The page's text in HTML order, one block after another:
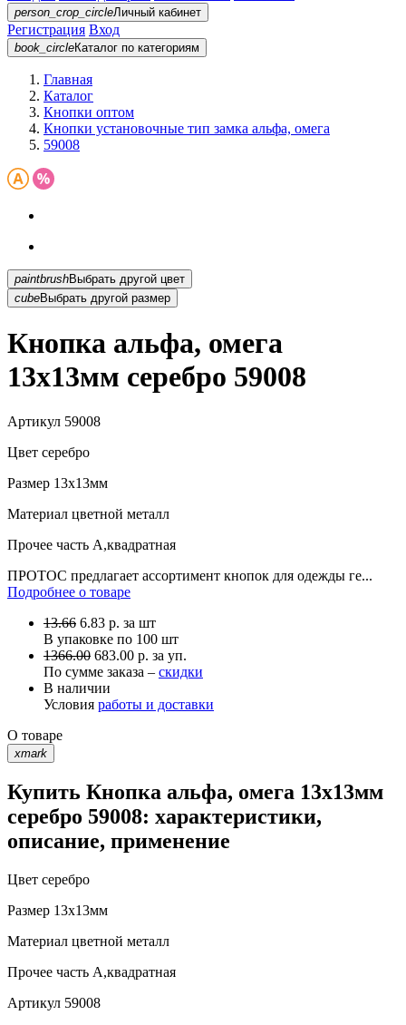
person_crop_circleЛичный кабинет
Регистрация Вход
book_circleКаталог по категориям
Главная
Каталог
Кнопки оптом
Кнопки установочные тип замка альфа, омега
59008
paintbrush
Выбрать другой цвет
cubeВыбрать другой размер
Кнопка альфа, омега
13х13мм серебро 59008
Артикул 59008
Цвет серебро
Размер 13х13мм
Материал цветной металл
Прочее часть А,квадратная
ПРОТОС предлагает ассортимент кнопок для одежды ге...
Подробнее о товаре
13.66 6.83 р. за шт
В упаковке по 100 шт
1366.00 683.00 р. за уп.
По сумме заказа – скидки
В наличии
Условия работы и доставки
О товаре
xmark
Купить Кнопка альфа, омега 13х13мм
серебро 59008: характеристики,
описание, применение
Цвет серебро
Размер 13х13мм
Материал цветной металл
Прочее часть А,квадратная
Артикул 59008